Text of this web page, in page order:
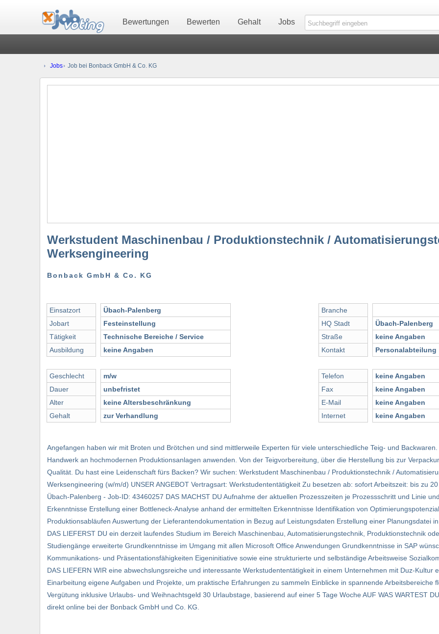
Bewertungen Bewerten Gehalt Jobs
Jobs Job bei Bonback GmbH & Co. KG
Werkstudent Maschinenbau / Produktionstechnik /
Werksengineering
Bonback GmbH & Co. KG
Einsatzort
Jobart
Tätigkeit
Ausbildung
Geschlecht
Dauer
Alter
Gehalt
Übach-Palenberg
Festeinstellung
Technische Bereiche / Service
keine Angaben
m/w
unbefristet
keine Altersbeschränkung
zur Verhandlung
Branche
HQ Stadt
Straße
Kontakt
Telefon
Fax
E-Mail
Internet
Übach-Palenberg
keine Angaben
Personalabteilung
keine Angaben
keine Angaben
keine Angaben
keine Angaben
Angefangen haben wir mit Broten und Brötchen und sind mittlerweile Experten für viele unterschiedliche Teig- und
Handwerk an hochmodernen Produktionsanlagen anwenden. Von der Teigvorbereitung, über die Herstellung bis zur
Qualität. Du hast eine Leidenschaft fürs Backen? Wir suchen: Werkstudent Maschinenbau / Produktionstechnik /
Werksengineering (w/m/d) UNSER ANGEBOT Vertragsart: Werkstudententätigkeit Zu besetzen ab: sofort Arbeitszeit: bis zu
Übach-Palenberg - Job-ID: 43460257 DAS MACHST DU Aufnahme der aktuellen Prozesszeiten je Prozessschritt und Linie
Erkenntnisse Erstellung einer Bottleneck-Analyse anhand der ermittelten Erkenntnisse Identifikation von
Produktionsabläufen Auswertung der Lieferantendokumentation in Bezug auf Leistungsdaten Erstellung einer Planungsdatei
DAS LIEFERST DU ein derzeit laufendes Studium im Bereich Maschinenbau, Automatisierungstechnik, Produktionstechnik
Studiengänge erweiterte Grundkenntnisse im Umgang mit allen Microsoft Office Anwendungen Grundkenntnisse in SAP
Kommunikations- und Präsentationsfähigkeiten Eigeninitiative sowie eine strukturierte und selbständige Arbeitsweise
DAS LIEFERN WIR eine abwechslungsreiche und interessante Werkstudententätigkeit in einem Unternehmen mit Duz-Kultur
Einarbeitung eigene Aufgaben und Projekte, um praktische Erfahrungen zu sammeln Einblicke in spannende Arbeitsbereiche
Vergütung inklusive Urlaubs- und Weihnachtsgeld 30 Urlaubstage, basierend auf einer 5 Tage Woche AUF WAS WARTEST
direkt online bei der Bonback GmbH und Co. KG.